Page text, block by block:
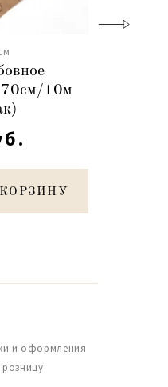
70см/10м
и оформления